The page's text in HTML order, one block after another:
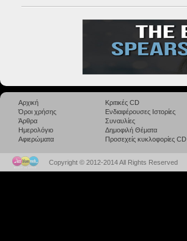
Αρχική
Όροι χρήσης
Άρθρα
Ημερολόγιο
Αφιερώματα
Κριτικές CD
Ενδιαφέρουσες Ιστορίες
Συναυλίες
Δημοφιλή Θέματα
Προσεχείς κυκλοφορίες CD
Copyright © 2012-2014 All Rights Reserved